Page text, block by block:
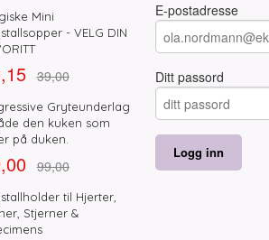
Mini
- VELG DIN
39,00
Gryteunderlag
den kuken som
på duken.
99,00
til Hjerter,
Stjerner &
E-postadresse
Ditt passord